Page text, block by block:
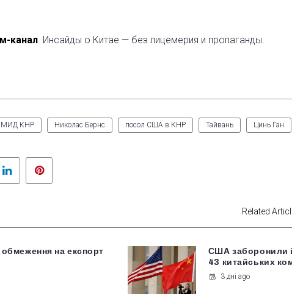
канал. Инсайды о Китае — без лицемерия и пропаганды.
МИД КНР Николас Бернс посол США в КНР Тайвань Цинь Ган
LinkedIn
Related
на експорт
США заборонили
43 китайських
3 дні ago